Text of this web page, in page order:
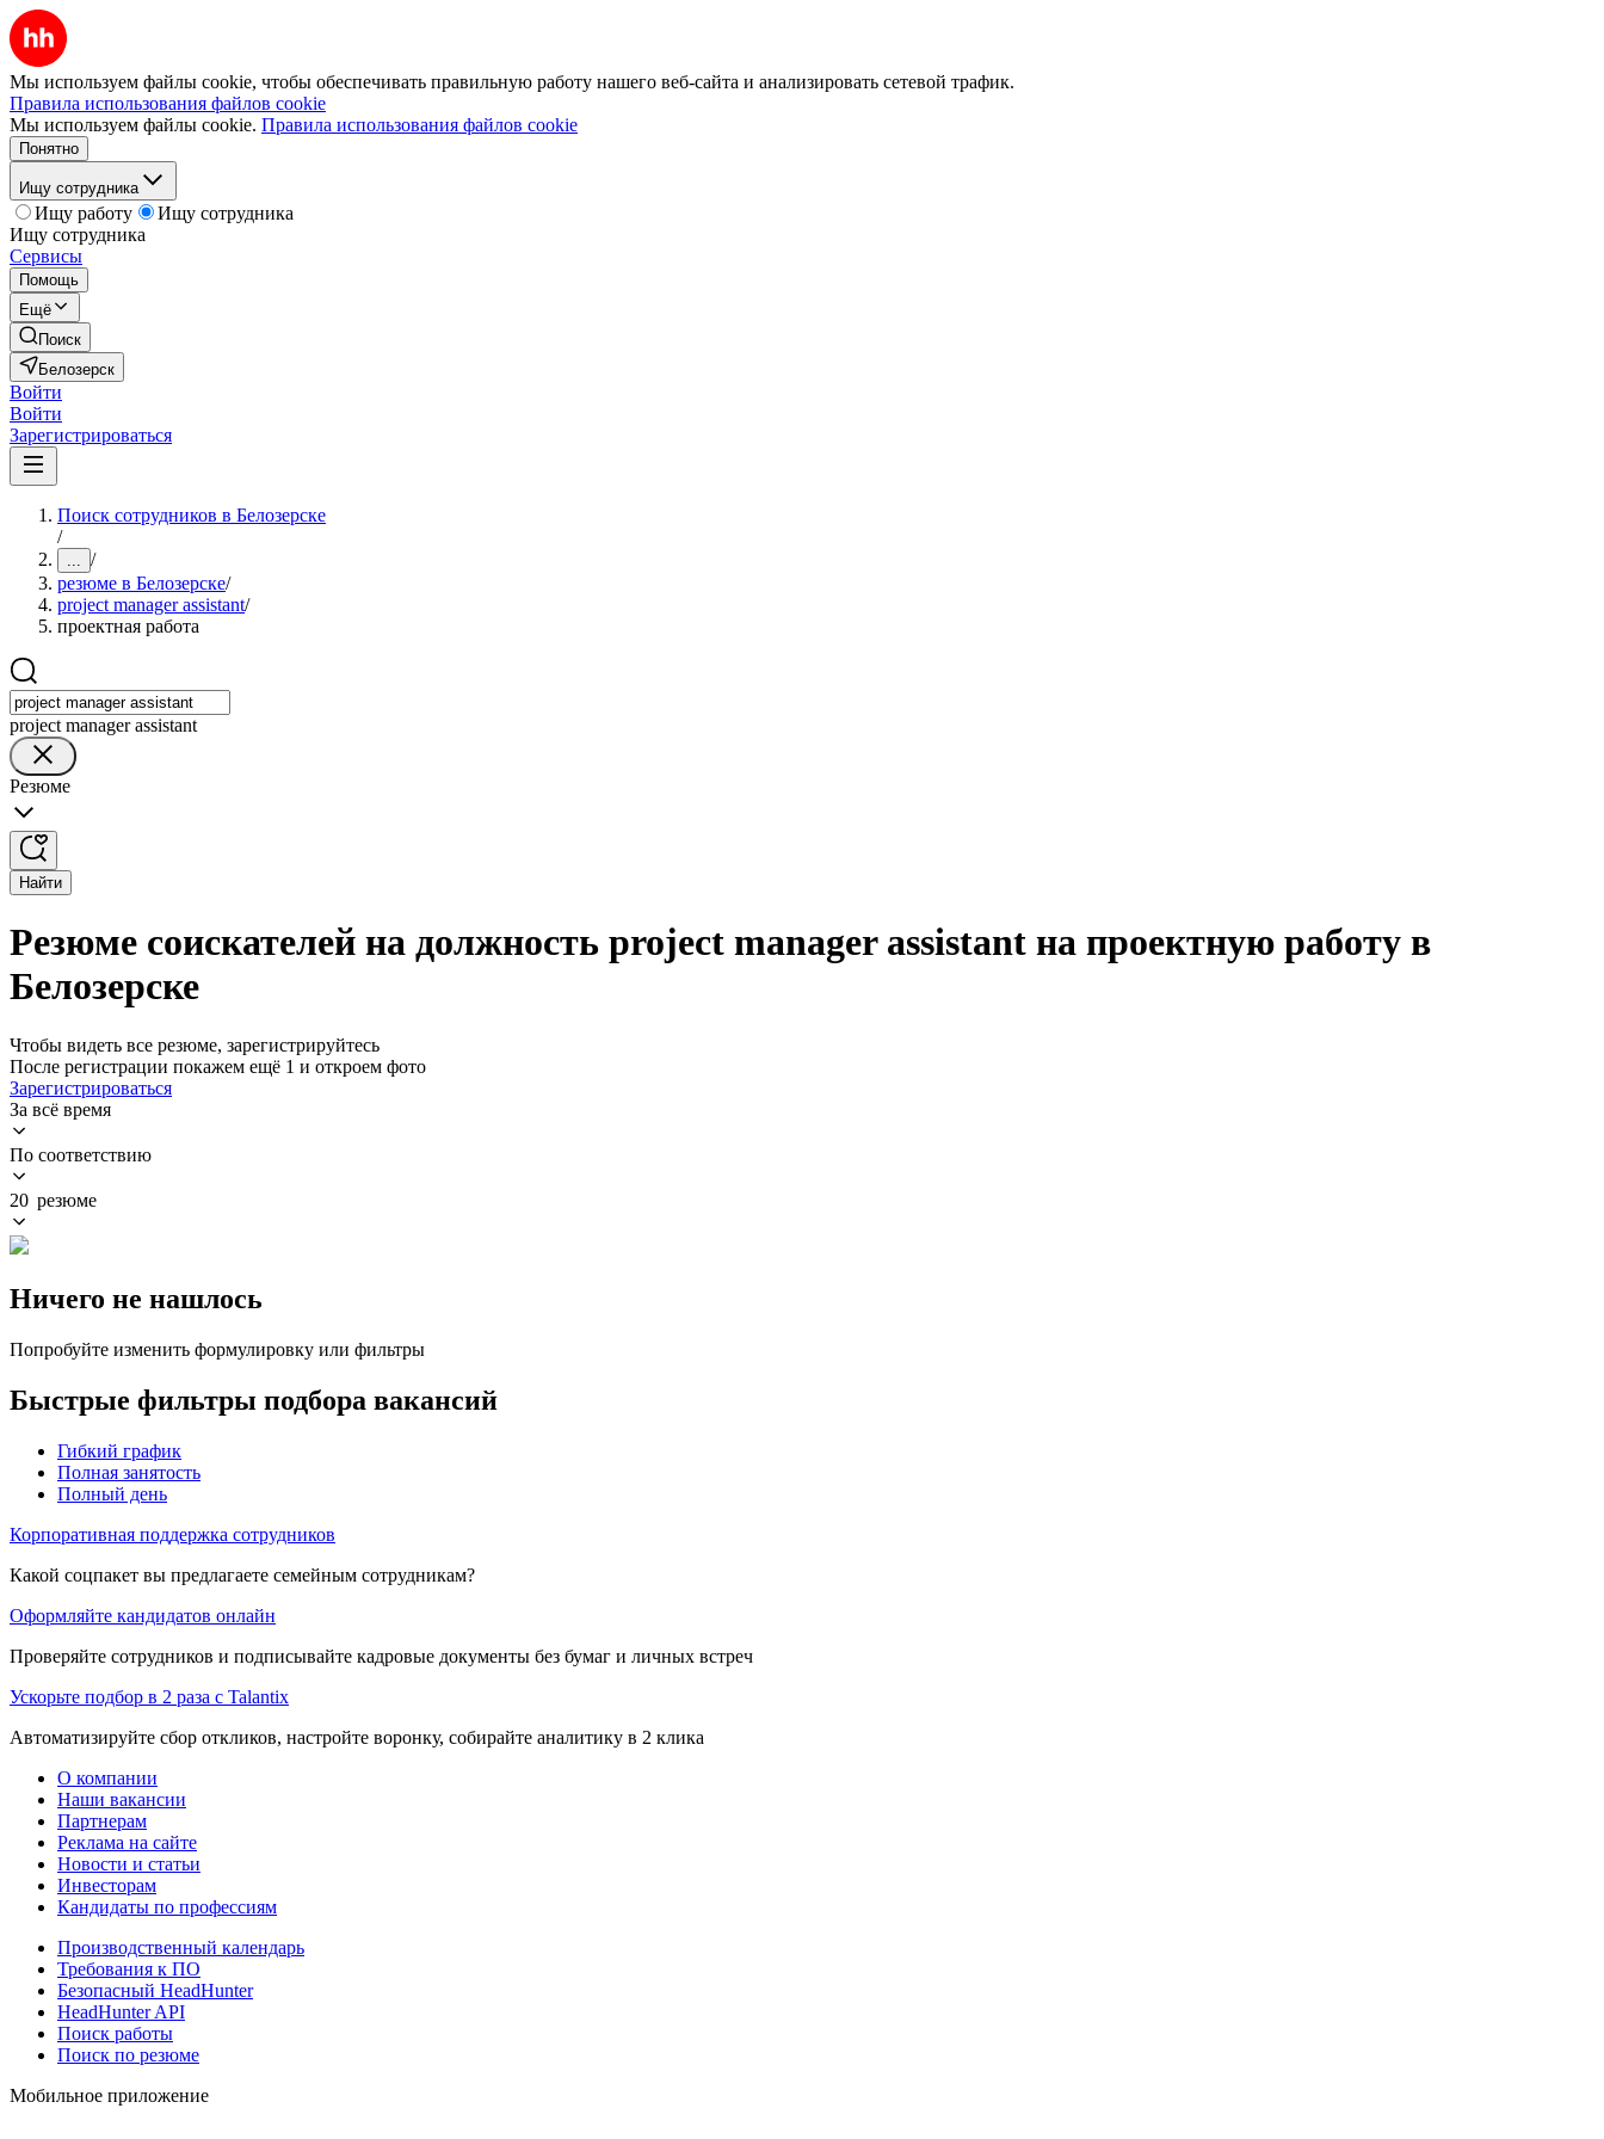
Мы используем файлы cookie, чтобы обеспечивать правильную работу нашего веб-сайта и анализировать сетевой трафик.
Правила использования файлов cookie
Мы используем файлы cookie. Правила использования файлов cookie
Понятно
Ищу сотрудника
Ищу работу
Ищу сотрудника
Ищу сотрудника
Сервисы
Помощь
Ещё
Поиск
Белозерск
Войти
Войти
Зарегистрироваться
Поиск сотрудников в Белозерске
/
... /
резюме в Белозерске/
project manager assistant/
проектная работа
project manager assistant
Резюме
Найти
Резюме соискателей на должность project manager assistant на проектную работу в
Белозерске
Чтобы видеть все резюме, зарегистрируйтесь
После регистрации покажем ещё 1 и откроем фото
Зарегистрироваться
За всё время
По соответствию
20 резюме
Ничего не нашлось
Попробуйте изменить формулировку или фильтры
Быстрые фильтры подбора вакансий
Гибкий график
Полная занятость
Полный день
Корпоративная поддержка сотрудников
Какой соцпакет вы предлагаете семейным сотрудникам?
Оформляйте кандидатов онлайн
Проверяйте сотрудников и подписывайте кадровые документы без бумаг и личных встреч
Ускорьте подбор в 2 раза с Talantix
Автоматизируйте сбор откликов, настройте воронку, собирайте аналитику в 2 клика
О компании
Наши вакансии
Партнерам
Реклама на сайте
Новости и статьи
Инвесторам
Кандидаты по профессиям
Производственный календарь
Требования к ПО
Безопасный HeadHunter
HeadHunter API
Поиск работы
Поиск по резюме
Мобильное приложение